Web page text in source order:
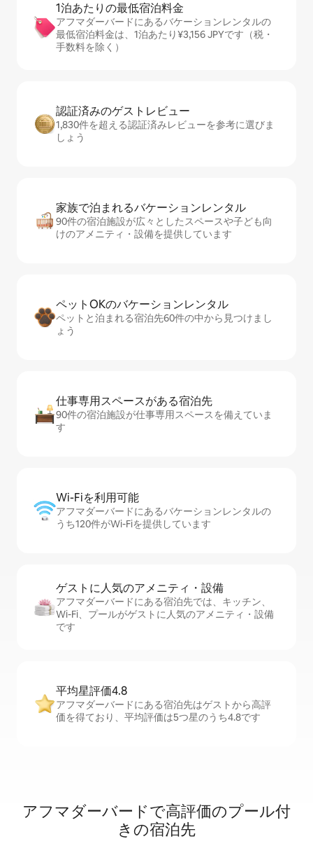
1泊あたりの最⁠低⁠宿⁠泊⁠料⁠金
アフマダーバードにあるバケーションレンタルの
最低宿泊料金は、1泊あたり¥3,156 JPYです（税・
手数料を除く）
認証済みのゲ⁠ス⁠ト⁠レ⁠ビ⁠ュ⁠ー
1,830件を超える認証済みレビューを参考に選びま
しょう
家族で泊まれるバ⁠ケ⁠ー⁠シ⁠ョ⁠ンレ⁠ン⁠タ⁠ル
90件の宿泊施設が広々としたスペースや子ども向
けのアメニティ・設備を提供しています
ペットOKのバ⁠ケ⁠ー⁠シ⁠ョ⁠ンレ⁠ン⁠タ⁠ル
ペットと泊まれる宿泊先60件の中から見つけまし
ょう
仕事専用ス⁠ペ⁠ー⁠スがあ⁠る宿⁠泊⁠先
90件の宿泊施設が仕事専用スペースを備えていま
す
Wi-Fiを利⁠用⁠可⁠能
アフマダーバードにあるバケーションレンタルの
うち120件がWi-Fiを提供しています
ゲストに人⁠気⁠のア⁠メ⁠ニ⁠テ⁠ィ・設⁠備
アフマダーバードにある宿泊先では、キッチン、
Wi-Fi、プールがゲストに人気のアメニティ・設備
です
平均星評価4.8
アフマダーバードにある宿泊先はゲストから高評
価を得ており、平均評価は5つ星のうち4.8です
アフマダーバードで高評価のプール付
きの宿泊先